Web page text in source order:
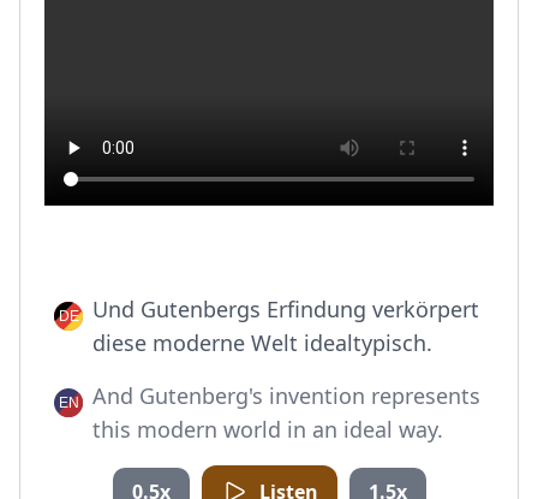
Und Gutenbergs Erfindung verkörpert
diese moderne Welt idealtypisch.
And Gutenberg's invention represents
this modern world in an ideal way.
0.5x Listen 1.5x